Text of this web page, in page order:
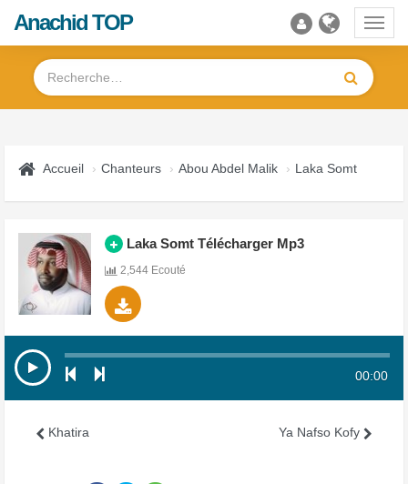
Anachid TOP
Accueil Chanteurs Abou Abdel Malik Laka Somt
Laka Somt Télécharger Mp3
2,544 Ecouté
00:00
Khatira